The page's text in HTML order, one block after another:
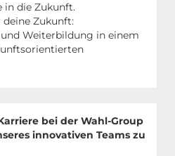
in die Zukunft.
deine Zukunft:
Weiterbildung in einem
bei der Wahl-Group
innovativen Teams zu